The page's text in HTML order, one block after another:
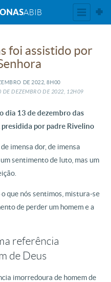
ABIB
foi assistido por
DE 2022, 8H00
DEDEZEMBRO DE 2022, 12H09
dia 13 de dezembro das
por padre Rivelino
imensa dor, de imensa
sentimento de luto, mas um
que nós sentimos, mistura-se
de perder um homem e a
referência
de Deus
imorredoura de homem de